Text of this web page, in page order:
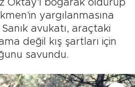
Oktay'ı boğarak öldürüp
yargılanmasına
avukatı, araçtaki
değil kış şartları için
savundu.